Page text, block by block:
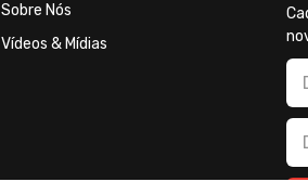
Sobre Nós
Vídeos & Mídias